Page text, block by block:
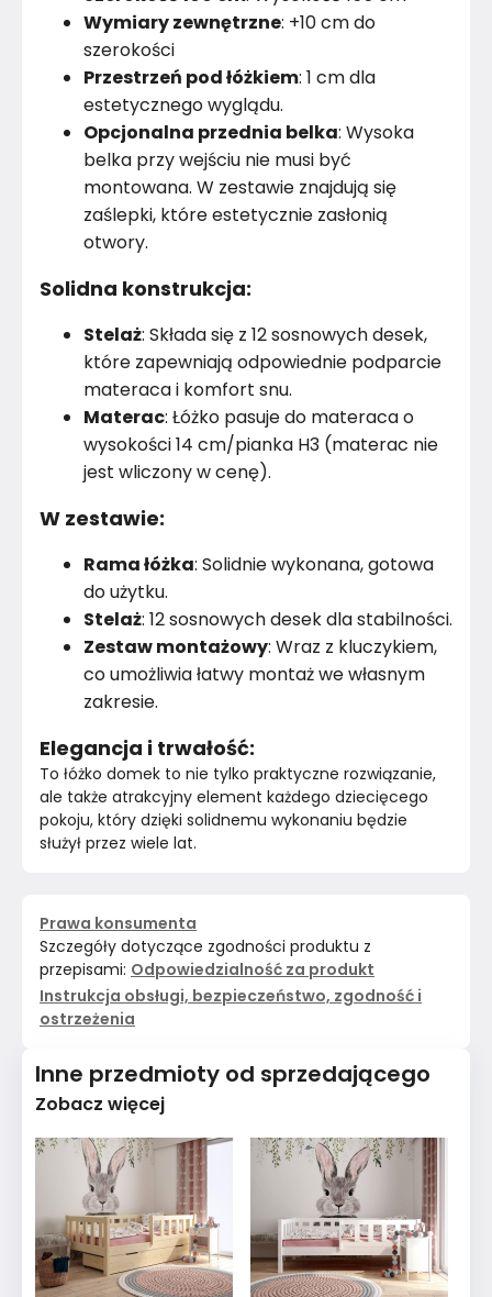
Powierzchnia spania
Marka
Montaż
Rok produkcji
Wymiary zewnętrzne: +10 cm do
szerokości
Przestrzeń pod łóżkiem: 1 cm dla
estetycznego wyglądu.
Opcjonalna przednia belka: Wysoka
belka przy wejściu nie musi być
montowana. W zestawie znajdują się
zaślepki, które estetycznie zasłonią
otwory.
Solidna konstrukcja:
Stelaż: Składa się z 12 sosnowych desek,
które zapewniają odpowiednie podparcie
materaca i komfort snu.
Materac: Łóżko pasuje do materaca o
wysokości 14 cm/pianka H3 (materac nie
jest wliczony w cenę).
W zestawie:
Rama łóżka: Solidnie wykonana, gotowa
do użytku.
Stelaż: 12 sosnowych desek dla stabilności.
Zestaw montażowy: Wraz z kluczykiem,
co umożliwia łatwy montaż we własnym
zakresie.
Elegancja i trwałość:
To łóżko domek to nie tylko praktyczne rozwiązanie,
ale także atrakcyjny element każdego dziecięcego
pokoju, który dzięki solidnemu wykonaniu będzie
służył przez wiele lat.
Prawa konsumenta
Szczegóły dotyczące zgodności produktu z
przepisami: Odpowiedzialność za produkt
Instrukcja obsługi, bezpieczeństwo, zgodność i
ostrzeżenia
Inne przedmioty od sprzedającego
Zobacz więcej